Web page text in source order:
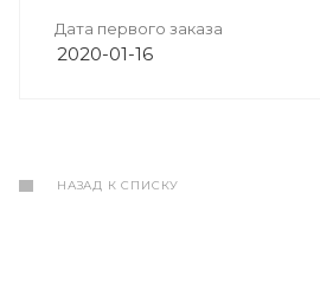
Дата первого заказа
2020-01-16
НАЗАД К СПИСКУ